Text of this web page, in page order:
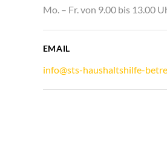
Mo. – Fr. von 9.00 bis 13.00
EMAIL
info@sts-haushaltshilfe-